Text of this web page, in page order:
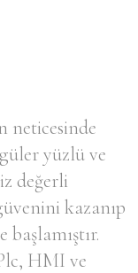
neticesinde
yüzlü ve
değerli
kazanıp
HMI ve